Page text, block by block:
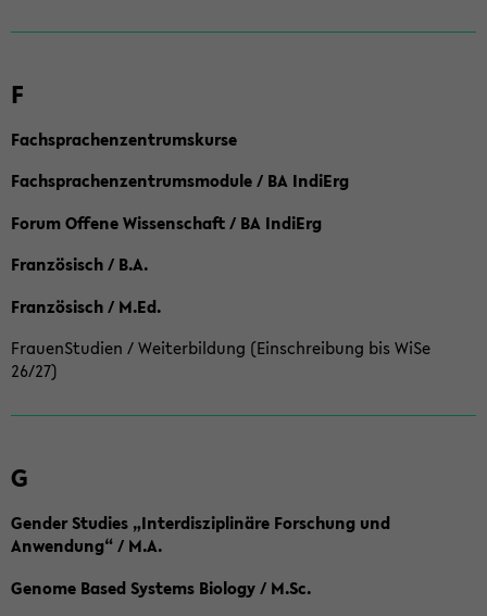
F
Fachsprachenzentrumskurse
Fachsprachenzentrumsmodule / BA IndiErg
Forum Offene Wissenschaft / BA IndiErg
Französisch / B.A.
Französisch / M.Ed.
FrauenStudien / Weiterbildung (Einschreibung bis WiSe
26/27)
G
Gender Studies „Interdisziplinäre Forschung und
Anwendung“ / M.A.
Genome Based Systems Biology / M.Sc.